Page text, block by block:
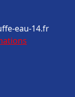
eau-14.fr